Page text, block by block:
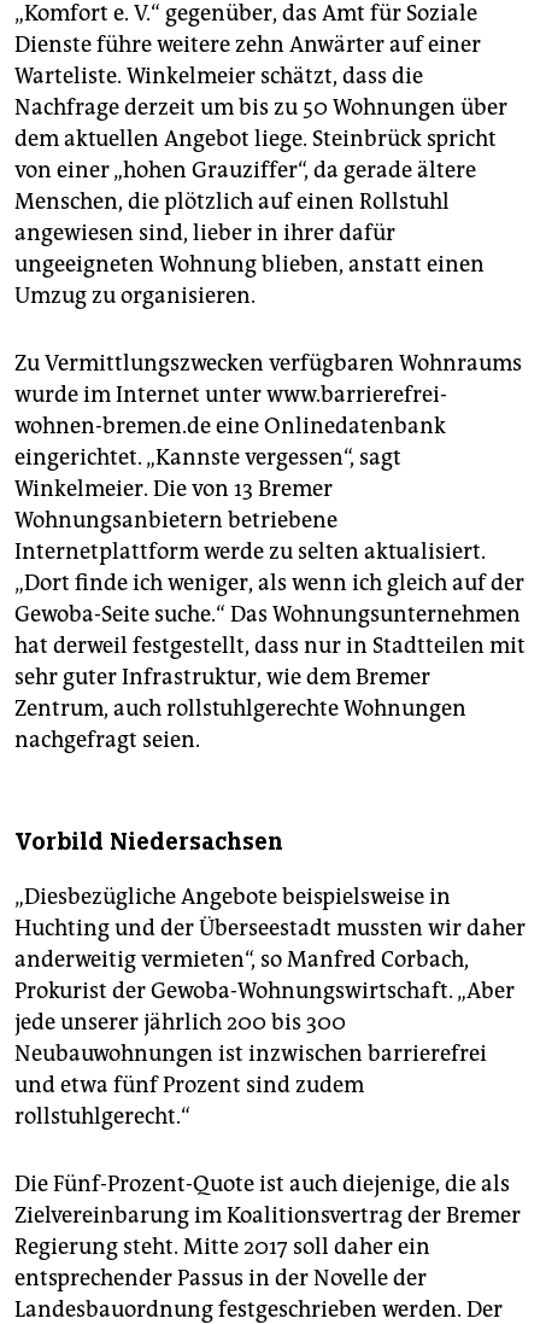
„Komfort e. V.“ gegenüber, das Amt für Soziale
Dienste führe weitere zehn Anwärter auf einer
Warteliste. Winkelmeier schätzt, dass die
Nachfrage derzeit um bis zu 50 Wohnungen über
dem aktuellen Angebot liege. Steinbrück spricht
von einer „hohen Grauziffer“, da gerade ältere
Menschen, die plötzlich auf einen Rollstuhl
angewiesen sind, lieber in ihrer dafür
ungeeigneten Wohnung blieben, anstatt einen
Umzug zu organisieren.
Zu Vermittlungszwecken verfügbaren Wohnraums
wurde im Internet unter www.barrierefrei-
wohnen-bremen.de eine Onlinedatenbank
eingerichtet. „Kannste vergessen“, sagt
Winkelmeier. Die von 13 Bremer
Wohnungsanbietern betriebene
Internetplattform werde zu selten aktualisiert.
„Dort finde ich weniger, als wenn ich gleich auf der
Gewoba-Seite suche.“ Das Wohnungsunternehmen
hat derweil festgestellt, dass nur in Stadtteilen mit
sehr guter Infrastruktur, wie dem Bremer
Zentrum, auch rollstuhlgerechte Wohnungen
nachgefragt seien.
Vorbild Niedersachsen
„Diesbezügliche Angebote beispielsweise in
Huchting und der Überseestadt mussten wir daher
anderweitig vermieten“, so Manfred Corbach,
Prokurist der Gewoba-Wohnungswirtschaft. „Aber
jede unserer jährlich 200 bis 300
Neubauwohnungen ist inzwischen barrierefrei
und etwa fünf Prozent sind zudem
rollstuhlgerecht.“
Die Fünf-Prozent-Quote ist auch diejenige, die als
Zielvereinbarung im Koalitionsvertrag der Bremer
Regierung steht. Mitte 2017 soll daher ein
entsprechender Passus in der Novelle der
Landesbauordnung festgeschrieben werden. Der